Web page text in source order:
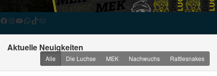
Facebook
Instagram
YouTube
WhatsApp
TikTok
E-Mail
Aktuelle Neuigkeiten
Alle Die Luchse MEK Nachwuchs Rattlesnakes